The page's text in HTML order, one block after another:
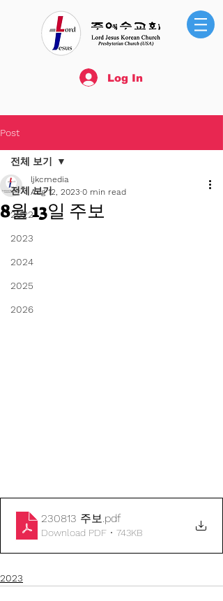
Log In
Post
전체 보기
2022
2023
2024
2025
2026
전체 보기
8월 13일 주보
ljkcmedia
Aug 12, 2023 0 min read
230813 주보.pdf
Download PDF • 743KB
2023